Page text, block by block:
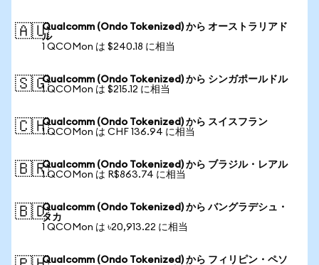
🇦🇺Qualcomm (Ondo Tokenized) から オーストラリアド
ル
1 QCOMon は $240.18 に相当
🇸🇬Qualcomm (Ondo Tokenized) から シンガポールドル
1 QCOMon は $215.12 に相当
🇨🇭Qualcomm (Ondo Tokenized) から スイスフラン
1 QCOMon は CHF 136.94 に相当
🇧🇷Qualcomm (Ondo Tokenized) から ブラジル・レアル
1 QCOMon は R$863.74 に相当
🇧🇩Qualcomm (Ondo Tokenized) から バングラデシュ・
タカ
1 QCOMon は ৳20,913.22 に相当
Qualcomm (Ondo Tokenized) から フィリピン・ペソ